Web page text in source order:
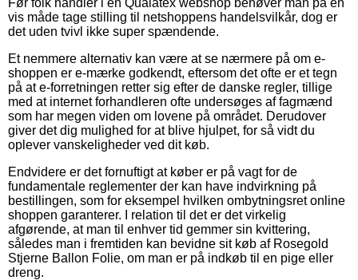
vis måde tage stilling til netshoppens handelsvilkår, dog er
det uden tvivl ikke super spændende.
Et nemmere alternativ kan være at se nærmere på om e-
shoppen er e-mærke godkendt, eftersom det ofte er et tegn
på at e-forretningen retter sig efter de danske regler, tillige
med at internet forhandleren ofte undersøges af fagmænd
som har megen viden om lovene på området. Derudover
giver det dig mulighed for at blive hjulpet, for så vidt du
oplever vanskeligheder ved dit køb.
Endvidere er det fornuftigt at køber er på vagt for de
fundamentale reglementer der kan have indvirkning på
bestillingen, som for eksempel hvilken ombytningsret online
shoppen garanterer. I relation til det er det virkelig
afgørende, at man til enhver tid gemmer sin kvittering,
således man i fremtiden kan bevidne sit køb af Rosegold
Stjerne Ballon Folie, om man er på indkøb til en pige eller
dreng.